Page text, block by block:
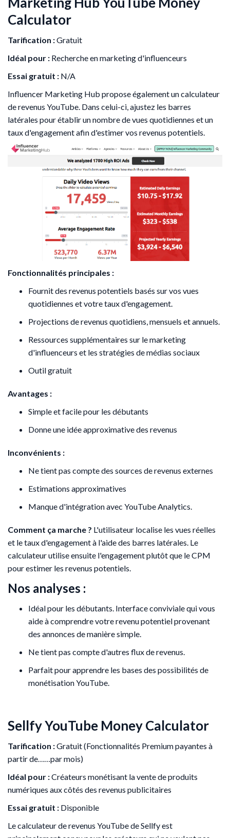
Calculator
Tarification :Gratuit
Idéal pour : Recherche en marketing d'influenceurs
Essai gratuit : N/A
Influencer Marketing Hub propose également un calculateur
de revenus YouTube. Dans celui-ci, ajustez les barres
latérales pour établir un nombre de vues quotidiennes et un
taux d'engagement afin d'estimer vos revenus potentiels.
Fonctionnalités principales :
Fournit des revenus potentiels basés sur vos vues
quotidiennes et votre taux d'engagement.
Projections de revenus quotidiens, mensuels et annuels.​
Ressources supplémentaires sur le marketing
d'influenceurs et les stratégies de médias sociaux
Outil gratuit
Avantages :
Simple et facile pour les débutants
Donne une idée approximative des revenus
Inconvénients :
Ne tient pas compte des sources de revenus externes
Estimations approximatives
Manque d'intégration avec YouTube Analytics.
Comment ça marche ? L'utilisateur localise les vues réelles
et le taux d'engagement à l'aide des barres latérales. Le
calculateur utilise ensuite l'engagement plutôt que le CPM
pour estimer les revenus potentiels.
Nos analyses :
Idéal pour les débutants. Interface conviviale qui vous
aide à comprendre votre revenu potentiel provenant
des annonces de manière simple.
Ne tient pas compte d'autres flux de revenus.
Parfait pour apprendre les bases des possibilités de
monétisation YouTube.
Sellfy YouTube Money Calculator
Tarification :Gratuit (Fonctionnalités Premium payantes à
partir de……par mois)
Idéal pour :Créateurs monétisant la vente de produits
numériques aux côtés des revenus publicitaires
Essai gratuit : Disponible
Le calculateur de revenus YouTube de Sellfy est